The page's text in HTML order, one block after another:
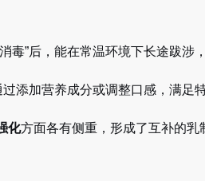
毒”后，能在常温环境下长途跋涉
添加营养成分或调整口感，满足
化方面各有侧重，形成了互补的乳